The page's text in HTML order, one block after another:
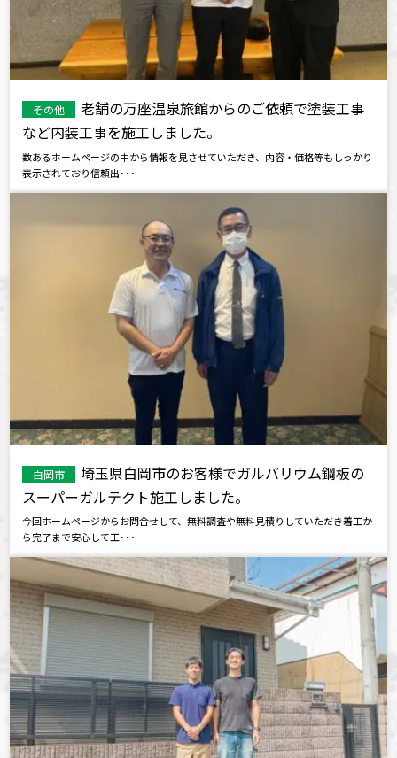
その他
老舗の万座温泉旅館からのご依頼で塗装工事
など内装工事を施工しました。
数あるホームページの中から情報を見させていただき、内容・価格等もしっかり
表示されており信頼出･･･
白岡市
埼玉県白岡市のお客様でガルバリウム鋼板の
スーパーガルテクト施工しました。
今回ホームページからお問合せして、無料調査や無料見積りしていただき着工か
ら完了まで安心して工･･･